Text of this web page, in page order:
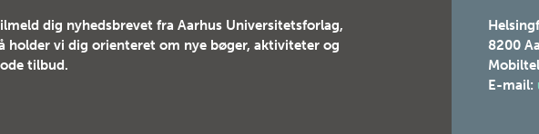
dig nyhedsbrevet fra Aarhus Universitetsforlag,
holder vi dig orienteret om nye bøger, aktiviteter og
tilbud.
8200
E-mail: